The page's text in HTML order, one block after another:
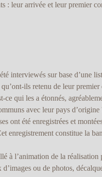
: leur arrivée et leur premier
interviewés sur base d’une
ils retenu de leur premier
ce qui les a étonnés,
avec leur pays d’origine
ont été enregistrées et
enregistrement constitue la
à l’animation de la
d’images ou de photos,